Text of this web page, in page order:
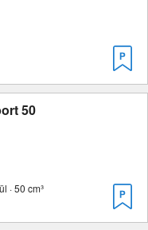
50
· 50 cm³